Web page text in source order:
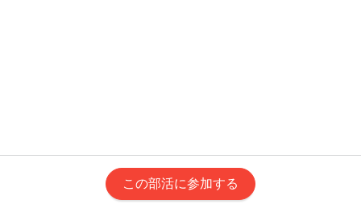
この部活に参加する